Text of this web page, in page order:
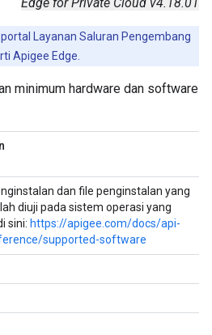
Layanan Saluran Pengembang
Apigee Edge.
minimum hardware dan software
dan file penginstalan yang
diuji pada sistem operasi yang
sini: https://apigee.com/docs/api-
supported-software